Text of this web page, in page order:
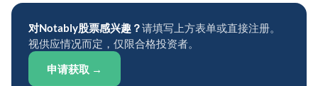
对Notably股票感兴趣？请填写上方表单或直接注册。
视供应情况而定，仅限合格投资者。
申请获取 →